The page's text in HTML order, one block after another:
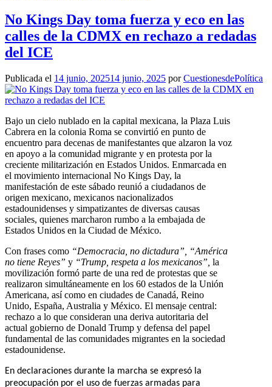
No Kings Day toma fuerza y eco en las
calles de la CDMX en rechazo a redadas
del ICE
Publicada el 14 junio, 202514 junio, 2025 porCuestionesdePolítica
Bajo un cielo nublado en la capital mexicana, la Plaza Luis
Cabrera en la colonia Roma se convirtió en punto de
encuentro para decenas de manifestantes que alzaron la voz
en apoyo a la comunidad migrante y en protesta por la
creciente militarización en Estados Unidos. Enmarcada en
el movimiento internacional No Kings Day, la
manifestación de este sábado reunió a ciudadanos de
origen mexicano, mexicanos nacionalizados
estadounidenses y simpatizantes de diversas causas
sociales, quienes marcharon rumbo a la embajada de
Estados Unidos en la Ciudad de México.
Con frases como “Democracia, no dictadura”, “América
no tiene Reyes” y “Trump, respeta a los mexicanos”, la
movilización formó parte de una red de protestas que se
realizaron simultáneamente en los 60 estados de la Unión
Americana, así como en ciudades de Canadá, Reino
Unido, España, Australia y México. El mensaje central:
rechazo a lo que consideran una deriva autoritaria del
actual gobierno de Donald Trump y defensa del papel
fundamental de las comunidades migrantes en la sociedad
estadounidense.
En declaraciones durante la marcha se expresó la
preocupación por el uso de fuerzas armadas para